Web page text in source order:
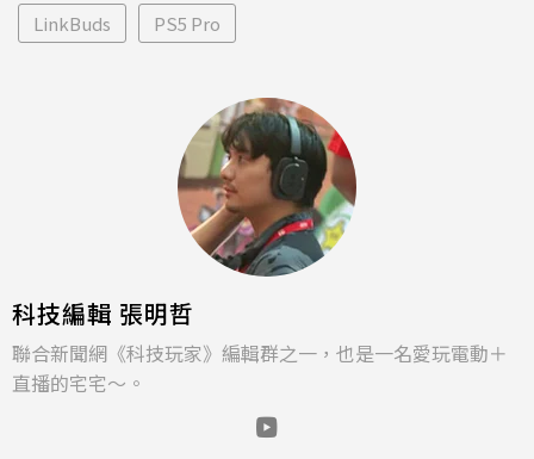
LinkBuds PS5 Pro
科技編輯 張明哲
聯合新聞網《科技玩家》編輯群之一，也是一名愛玩電動＋
直播的宅宅～。